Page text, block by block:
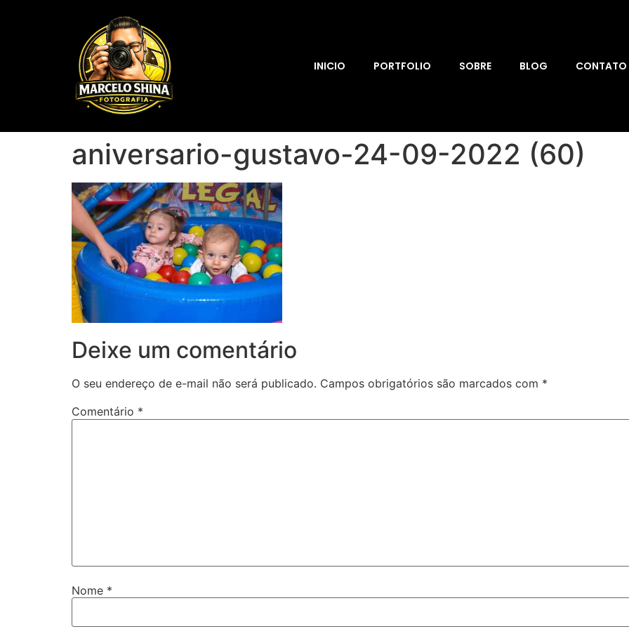
INICIO PORTFOLIO SOBRE BLOG CONTATO
aniversario-gustavo-24-09-2022 (60)
Deixe um comentário
O seu endereço de e-mail não será publicado. Campos obrigatórios são marcados com *
Comentário *
Nome *